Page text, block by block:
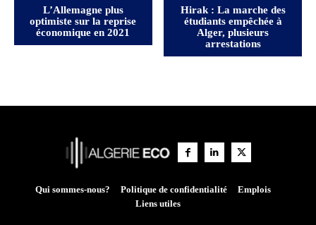
L’Allemagne plus
optimiste sur la reprise
économique en 2021
Hirak : La marche des
étudiants empêchée à
Alger, plusieurs
arrestations
Qui sommes-nous? Politique de confidentialité
Emplois
Liens utiles